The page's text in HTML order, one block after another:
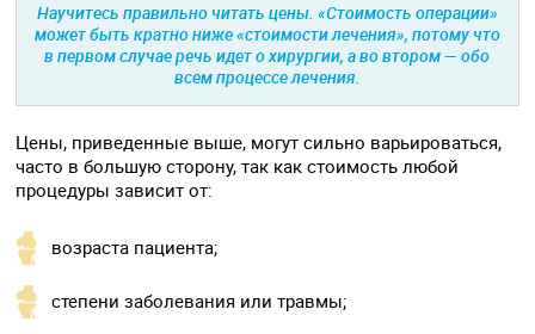
Научитесь правильно читать цены. «Стоимость операции»
может быть кратно ниже «стоимости лечения», потому что
в первом случае речь идет о хирургии, а во втором — обо
всем процессе лечения.
Цены, приведенные выше, могут сильно варьироваться,
часто в большую сторону, так как стоимость любой
процедуры зависит от:
возраста пациента;
степени заболевания или травмы;